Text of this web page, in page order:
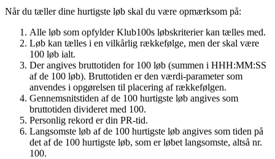
Når du tæller dine hurtigste løb skal du være opmærksom på:
Alle løb som opfylder Klub100s løbskriterier kan tælles med.
Løb kan tælles i en vilkårlig rækkefølge, men der skal være
100 løb ialt.
Der angives bruttotiden for 100 løb (summen i HHH:MM:SS
af de 100 løb). Bruttotiden er den værdi-parameter som
anvendes i opgørelsen til placering af rækkefølgen.
Gennemsnitstiden af de 100 hurtigste løb angives som
bruttotiden divideret med 100.
Personlig rekord er din PR-tid.
Langsomste løb af de 100 hurtigste løb angives som tiden på
det af de 100 hurtigste løb, som er løbet langsomste, altså nr.
100.